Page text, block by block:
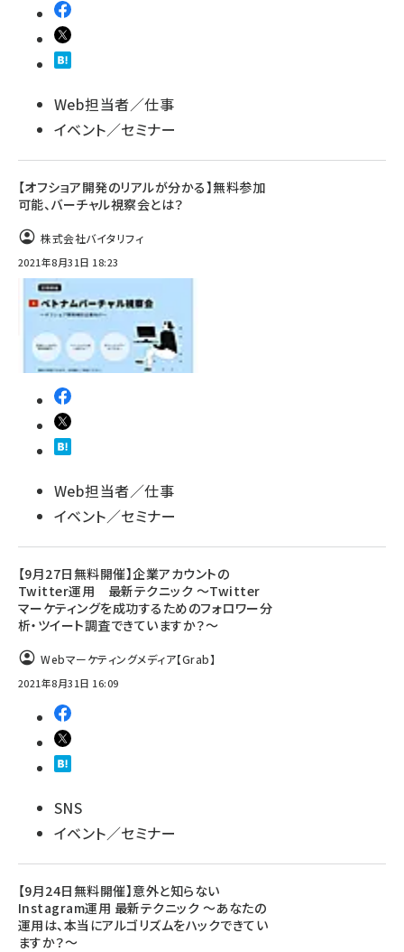
Web担当者／仕事
イベント／セミナー
【オフショア開発のリアルが分かる】無料参加
可能、バーチャル視察会とは？
株式会社バイタリフィ
2021年8月31日 18:23
Web担当者／仕事
イベント／セミナー
【9月27日無料開催】企業アカウントの
Twitter運用 最新テクニック ～Twitter
マーケティングを成功するためのフォロワー分
析・ツイート調査できていますか？～
Webマーケティングメディア【Grab】
2021年8月31日 16:09
SNS
イベント／セミナー
【9月24日無料開催】意外と知らない
Instagram運用 最新テクニック ～あなたの
運用は、本当にアルゴリズムをハックできてい
ますか？～